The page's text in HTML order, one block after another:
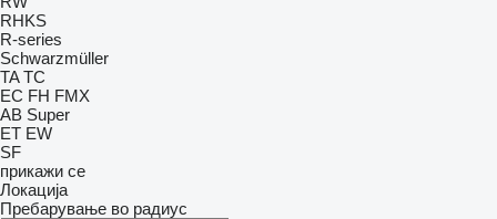
RHKS
R-series
Schwarzmüller
TA TC
EC FH FMX
AB Super
ET EW
SF
прикажи се
Локација
Пребарување во радиус